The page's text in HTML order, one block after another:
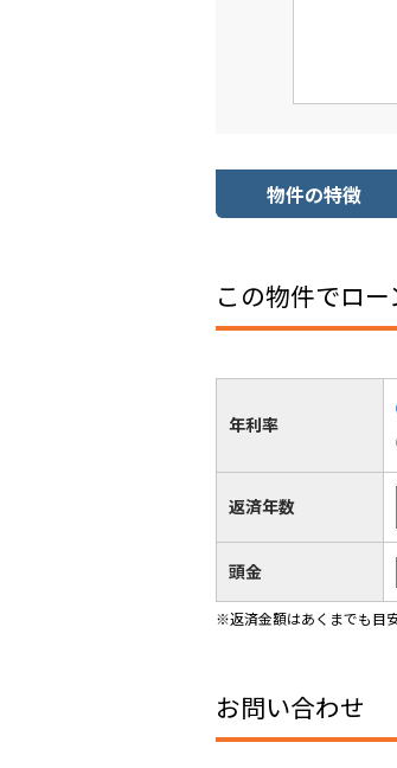
物件の特徴
この物件でロ
年利率
返済年数
頭金
※返済金額はあくまでも目
お問い合わせ